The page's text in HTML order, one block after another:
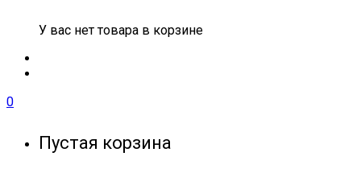
У вас нет товара в корзине
0
Пустая корзина